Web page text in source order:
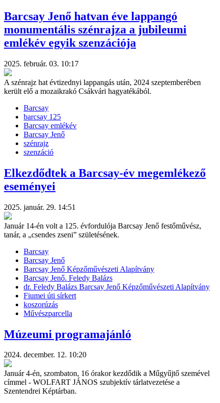
Barcsay Jenő hatvan éve lappangó
monumentális szénrajza a jubileumi
emlékév egyik szenzációja
2025. február. 03. 10:17
A szénrajz hat évtizednyi lappangás után, 2024 szeptemberében
került elő a mozaikrakó Csákvári hagyatékából.
Barcsay
barcsay 125
Barcsay emlékév
Barcsay Jenő
szénrajz
szenzáció
Elkezdődtek a Barcsay-év megemlékező
eseményei
2025. január. 29. 14:51
Január 14-én volt a 125. évfordulója Barcsay Jenő festőművész,
tanár, a „csendes zseni” születésének.
Barcsay
Barcsay Jenő
Barcsay Jenő Képzőművészeti Alapítvány
Barcsay Jenő. Feledy Balázs
dr. Feledy Balázs Barcsay Jenő Képzőművészeti Alapítvány
Fiumei úti sírkert
koszorúzás
Művészparcella
Múzeumi programajánló
2024. december. 12. 10:20
Január 4-én, szombaton, 16 órakor kezdődik a Műgyűjtő szemével
címmel - WOLFART JÁNOS szubjektív tárlatvezetése a
Szentendrei Képtárban.